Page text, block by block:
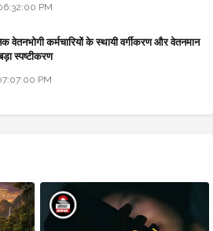
PM
वेतनभोगी कर्मचारियों के स्थायी वर्गीकरण और वेतनमान
स्पष्टीकरण
PM